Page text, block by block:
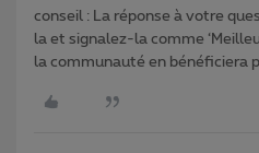
conseil : La réponse à votre
la et signalez-la comme
la communauté en bénéficiera